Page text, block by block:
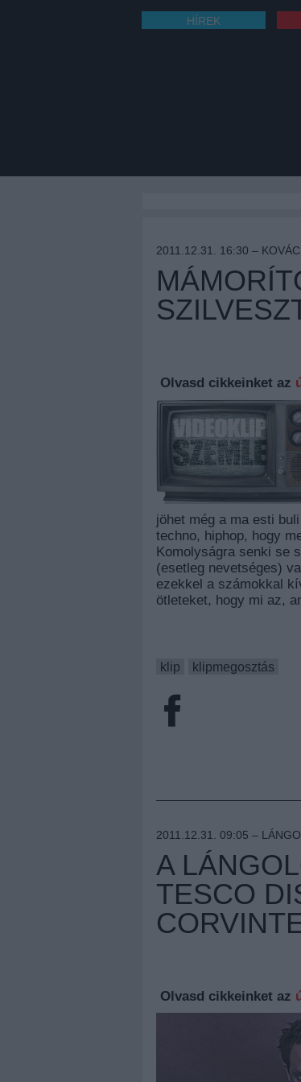
HÍREK
2011.12.31. 16:30 –
Olvasd cikkeinket az
jöhet még a ma esti
techno, hiphop, hogy
Komolyságra senki se
(esetleg nevetséges)
ezekkel a számokkal
ötleteket, hogy mi az,
klip
klipmegosztás
2011.12.31. 09:05 –
A
TESCO
Olvasd cikkeinket az